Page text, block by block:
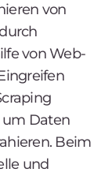
von
von Web-
um Daten
Beim
und